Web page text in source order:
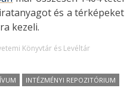
és a térképeket
kezeli.
Könyvtár és Levéltár
INTÉZMÉNYI REPOZITÓRIUM